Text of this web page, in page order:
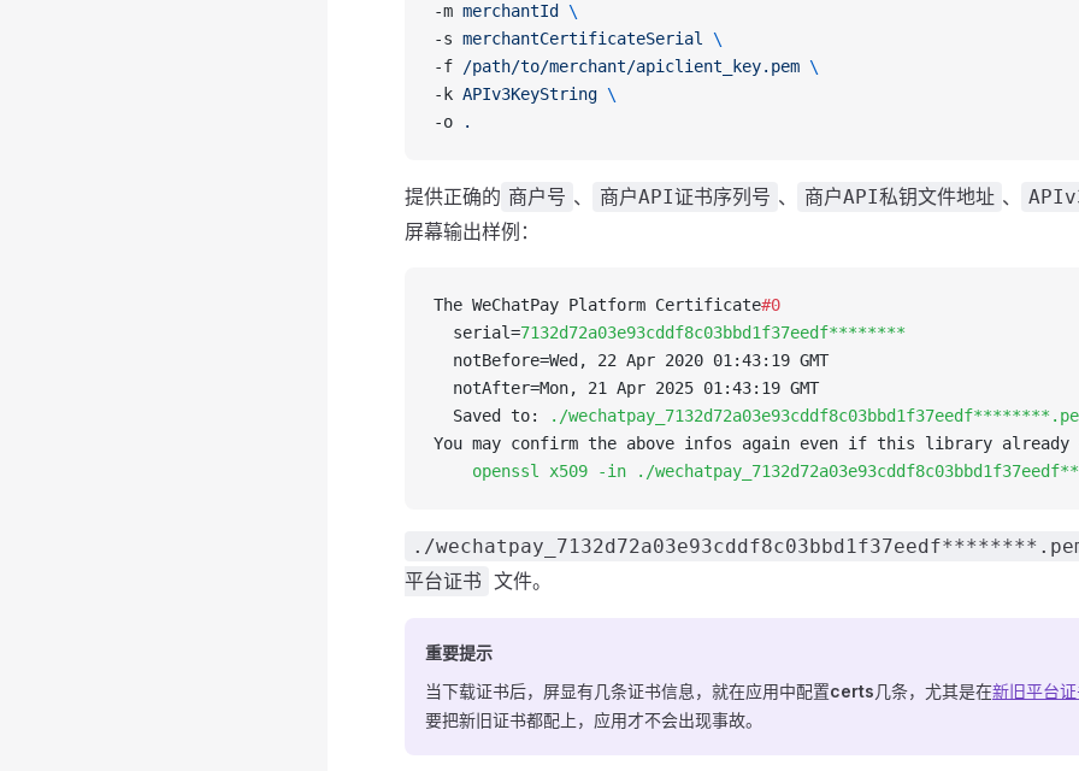
-m merchantId
\
-s merchantCertificateSerial
\
-f
/path/to/merchant/apiclient_key.pem \
-k APIv3KeyString \
-o
.
提供正确的 商户号 、 商户API证书序列号 、 商户API私钥文件地址 、
屏幕输出样例：
The WeChatPay Platform Certificate#0
  serial=
7132d72a03e93cddf8c03bbd1f37eedf********
  notBefore=Wed, 22 Apr 2020 01:43:19 GMT
  notAfter=Mon, 21 Apr 2025 01:43:19 GMT
  Saved to:
./
You may confirm the above infos again even if this library already
openssl x509 -in ./
./
平台证书 文件。
重要提示
当下载证书后，屏显有几条证书信息，就在应用中配置certs几条，尤其是在新旧平台
要把新旧证书都配上，应用才不会出现事故。